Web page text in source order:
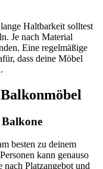
Haltbarkeit solltest
Je nach Material
Eine regelmäßige
dass deine Möbel
Balkone
besten zu deinem
kann genauso
nach Platzangebot und